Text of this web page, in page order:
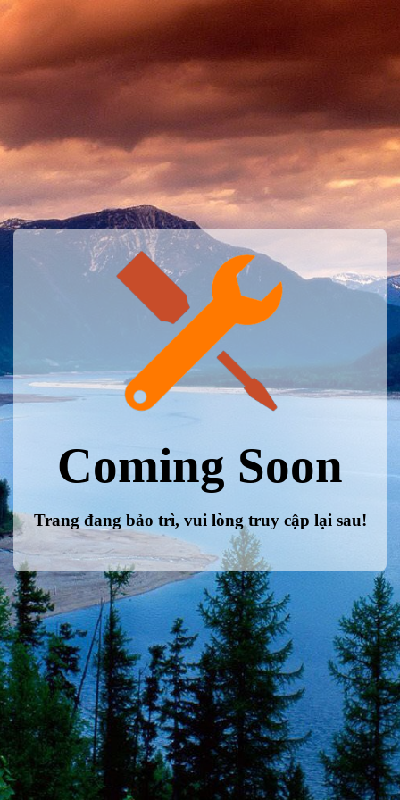
Coming Soon
Trang đang bảo trì, vui lòng truy cập lại sau!